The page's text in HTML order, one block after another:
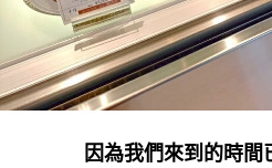
因為我們來到的時間